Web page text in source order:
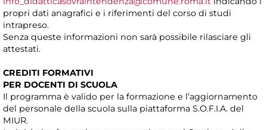
propri dati anagrafici e i riferimenti del corso di studi
intrapreso.
Senza queste informazioni non sarà possibile rilasciare gli
attestati.
CREDITI FORMATIVI
PER DOCENTI DI SCUOLA
Il programma è valido per la formazione e l’aggiornamento
del personale della scuola sulla piattaforma S.O.F.I.A. del
MIUR.